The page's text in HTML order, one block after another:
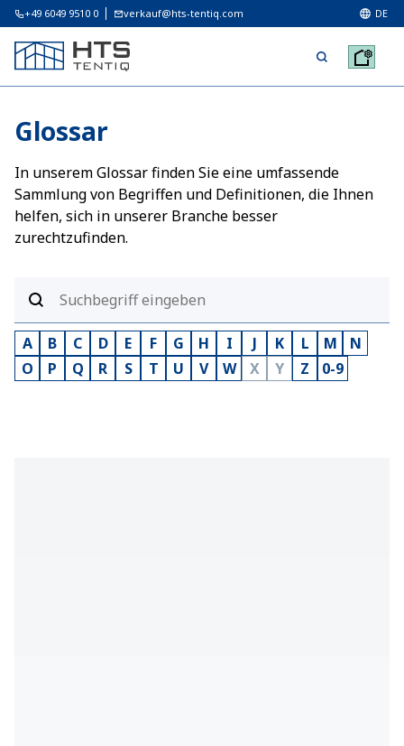
+49 6049 9510 0 verkauf@hts-tentiq.com DE
Glossar
In unserem Glossar finden Sie eine umfassende
Sammlung von Begriffen und Definitionen, die Ihnen
helfen, sich in unserer Branche besser
zurechtzufinden.
A B C D E F G H I J K L M
N
O
P Q R S T U V W X Y Z 0-9